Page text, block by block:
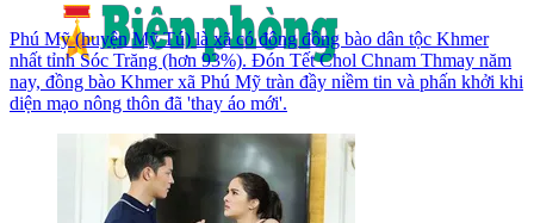
Phú Mỹ (huyện Mỹ Tú) là xã có đông đồng bào dân tộc Khmer
nhất tỉnh Sóc Trăng (hơn 93%). Đón Tết Chol Chnam Thmay năm
nay, đồng bào Khmer xã Phú Mỹ tràn đầy niềm tin và phấn khởi khi
diện mạo nông thôn đã 'thay áo mới'.